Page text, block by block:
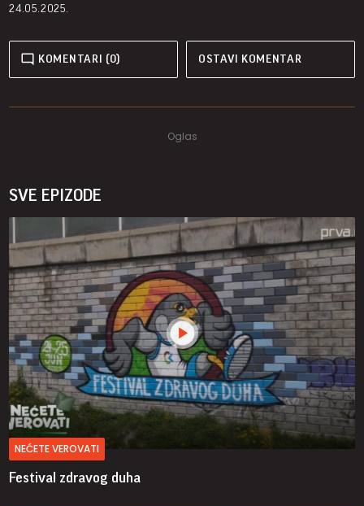
24.05.2025.
KOMENTARI (0) OSTAVI KOMENTAR
SVE EPIZODE
NEĆETE VEROVATI
Festival zdravog duha